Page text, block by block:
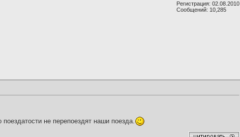
Регистрация: 02.08.2010
Сообщений: 10,285
не перепоездят наши поезда.